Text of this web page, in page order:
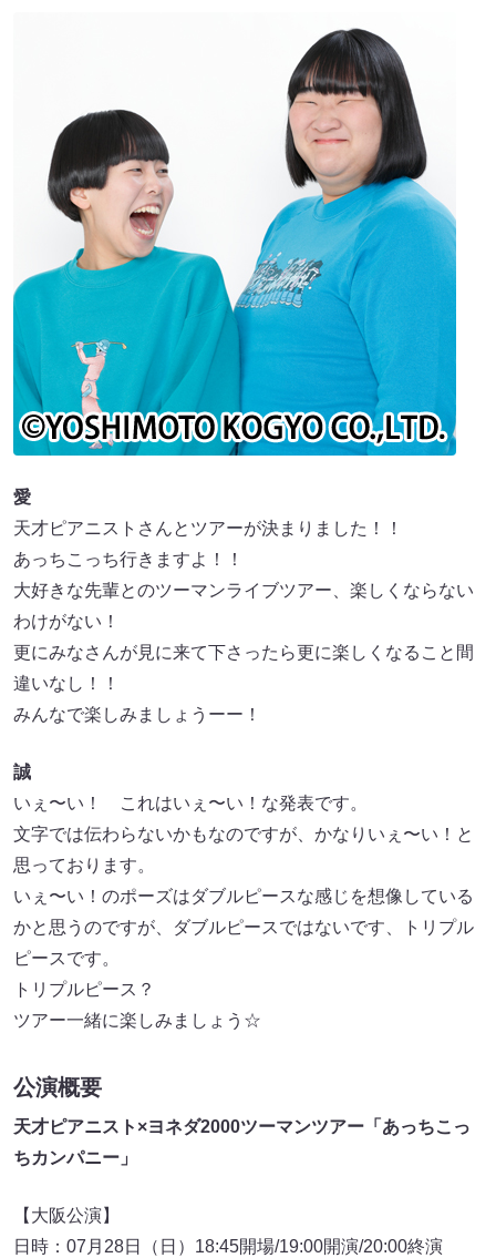
愛
天才ピアニストさんとツアーが決まりました！！
あっちこっち行きますよ！！
大好きな先輩とのツーマンライブツアー、楽しくならない
わけがない！
更にみなさんが見に来て下さったら更に楽しくなること間
違いなし！！
みんなで楽しみましょうーー！
誠
いぇ〜い！ これはいぇ〜い！な発表です。
文字では伝わらないかもなのですが、かなりいぇ〜い！と
思っております。
いぇ〜い！のポーズはダブルピースな感じを想像している
かと思うのですが、ダブルピースではないです、トリプル
ピースです。
トリプルピース？
ツアー一緒に楽しみましょう☆
公演概要
天才ピアニスト×ヨネダ2000ツーマンツアー「あっちこっ
ちカンパニー」
【大阪公演】
日時：07月28日（日）18:45開場/19:00開演/20:00終演